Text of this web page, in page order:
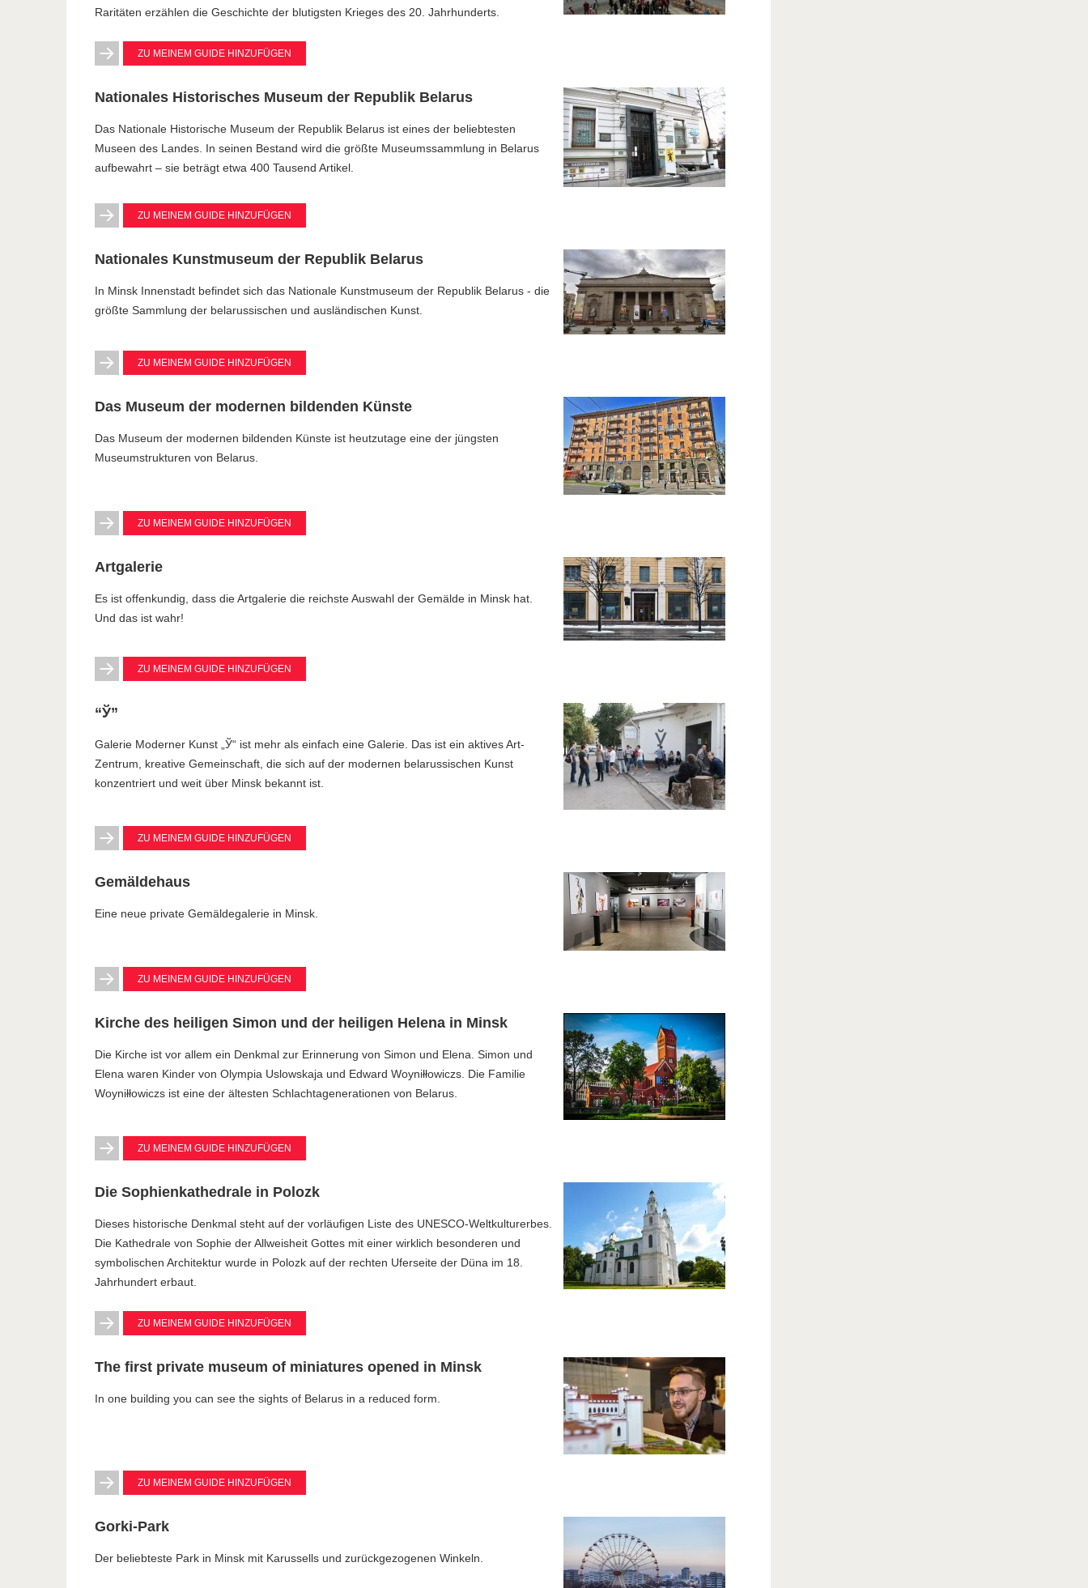
Raritäten erzählen die Geschichte der blutigsten Krieges des 20. Jahrhunderts.
ZU MEINEM GUIDE HINZUFÜGEN
Nationales Historisches Museum der Republik Belarus
Das Nationale Historische Museum der Republik Belarus ist eines der beliebtesten
Museen des Landes. In seinen Bestand wird die größte Museumssammlung in Belarus
aufbewahrt – sie beträgt etwa 400 Tausend Artikel.
ZU MEINEM GUIDE HINZUFÜGEN
Nationales Kunstmuseum der Republik Belarus
In Minsk Innenstadt befindet sich das Nationale Kunstmuseum der Republik Belarus - die
größte Sammlung der belarussischen und ausländischen Kunst.
ZU MEINEM GUIDE HINZUFÜGEN
Das Museum der modernen bildenden Künste
Das Museum der modernen bildenden Künste ist heutzutage eine der jüngsten
Museumstrukturen von Belarus.
ZU MEINEM GUIDE HINZUFÜGEN
Artgalerie
Es ist offenkundig, dass die Artgalerie die reichste Auswahl der Gemälde in Minsk hat.
Und das ist wahr!
ZU MEINEM GUIDE HINZUFÜGEN
“Ў”
Galerie Moderner Kunst „Ў“ ist mehr als einfach eine Galerie. Das ist ein aktives Art-
Zentrum, kreative Gemeinschaft, die sich auf der modernen belarussischen Kunst
konzentriert und weit über Minsk bekannt ist.
ZU MEINEM GUIDE HINZUFÜGEN
Gemäldehaus
Eine neue private Gemäldegalerie in Minsk.
ZU MEINEM GUIDE HINZUFÜGEN
Kirche des heiligen Simon und der heiligen Helena in Minsk
Die Kirche ist vor allem ein Denkmal zur Erinnerung von Simon und Elena. Simon und
Elena waren Kinder von Olympia Uslowskaja und Edward Woyniłłowiczs. Die Familie
Woyniłłowiczs ist eine der ältesten Schlachtagenerationen von Belarus.
ZU MEINEM GUIDE HINZUFÜGEN
Die Sophienkathedrale in Polozk
Dieses historische Denkmal steht auf der vorläufigen Liste des UNESCO-Weltkulturerbes.
Die Kathedrale von Sophie der Allweisheit Gottes mit einer wirklich besonderen und
symbolischen Architektur wurde in Polozk auf der rechten Uferseite der Düna im 18.
Jahrhundert erbaut.
ZU MEINEM GUIDE HINZUFÜGEN
The first private museum of miniatures opened in Minsk
In one building you can see the sights of Belarus in a reduced form.
ZU MEINEM GUIDE HINZUFÜGEN
Gorki-Park
Der beliebteste Park in Minsk mit Karussells und zurückgezogenen Winkeln.